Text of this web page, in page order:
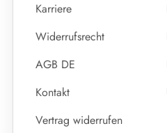
Karriere
Widerrufsrecht
AGB DE
Kontakt
Vertrag widerrufen